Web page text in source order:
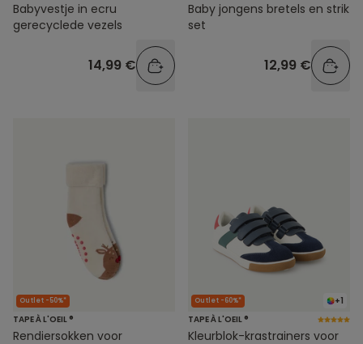
Babyvestje in ecru
gerecyclede vezels
14,99 €
Baby jongens bretels en strik
set
12,99 €
Outlet -50%*
TAPE À L'OEIL ®
Rendiersokken voor
+1
Outlet -60%*
TAPE À L'OEIL ®
Kleurblok-krastrainers voor